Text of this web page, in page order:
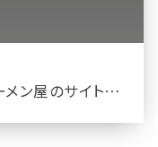
【どんな結果が？】AIで架空のラーメン屋のサイトを作ってみた驚きの結果